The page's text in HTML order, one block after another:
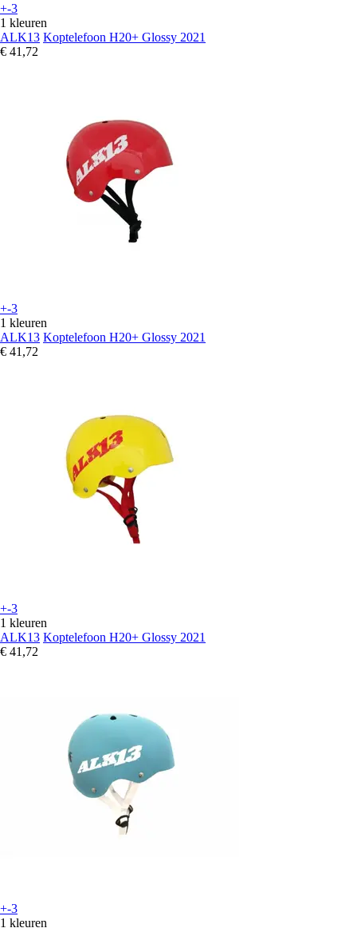
+-3
1 kleuren
ALK13 Koptelefoon H20+ Glossy 2021
€ 41,72
+-3
1 kleuren
ALK13 Koptelefoon H20+ Glossy 2021
€ 41,72
+-3
1 kleuren
ALK13 Koptelefoon H20+ Glossy 2021
€ 41,72
+-3
1 kleuren